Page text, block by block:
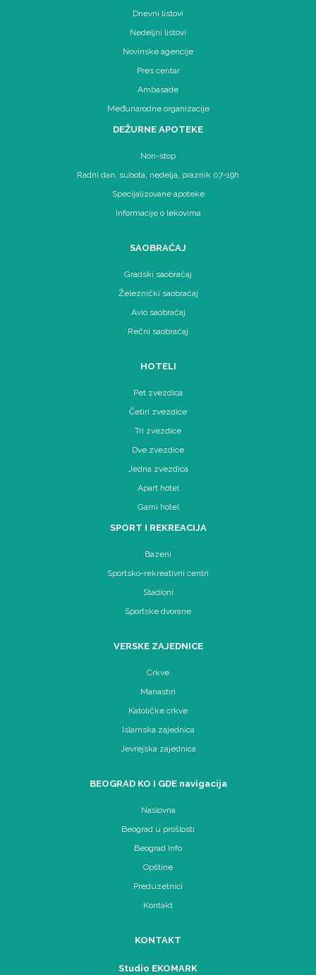
Dnevni listovi
Nedeljni listovi
Novinske agencije
Pres centar
Ambasade
Međunarodne organizacije
DEŽURNE APOTEKE
Non-stop
Radni dan, subota, nedelja, praznik 07-19h
Specijalizovane apoteke
Informacije o lekovima
SAOBRAĆAJ
Gradski saobraćaj
Železnički saobraćaj
Avio saobraćaj
Rečni saobraćaj
HOTELI
Pet zvezdica
Četiri zvezdice
Tri zvezdice
Dve zvezdice
Jedna zvezdica
Apart hotel
Garni hotel
SPORT I REKREACIJA
Bazeni
Sportsko-rekreativni centri
Stadioni
Sportske dvorane
VERSKE ZAJEDNICE
Crkve
Manastiri
Katoličke crkve
Islamska zajednica
Jevrejska zajednica
BEOGRAD KO I GDE navigacija
Naslovna
Beograd u prošlosti
Beograd Info
Opštine
Preduzetnici
Kontakt
KONTAKT
Studio EKOMARK